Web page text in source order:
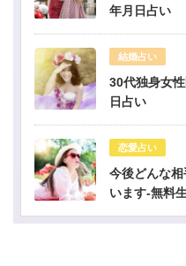
年月日占い
結婚占い
30代独身女
日占い
恋愛占い
今後どんな
います-無料